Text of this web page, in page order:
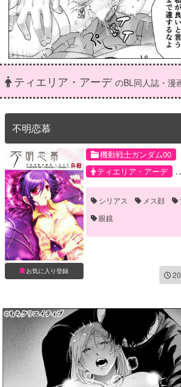
ティエリア・アーデ のBL同人誌・漫
不明恋慕
お気に入り登録
機動戦士ガンダム00
ティエリア・アーデ
ロックオン・ストラト
シリアス メス顔
眼鏡